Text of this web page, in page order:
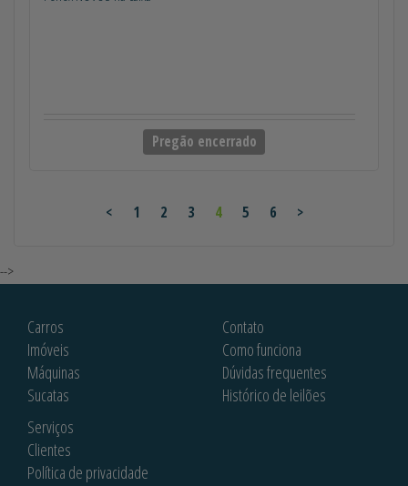
Pregão encerrado
< 1 2 3 4 5 6 >
-->
Carros
Imóveis
Máquinas
Sucatas
Contato
Como funciona
Dúvidas frequentes
Histórico de leilões
Serviços
Clientes
Política de privacidade